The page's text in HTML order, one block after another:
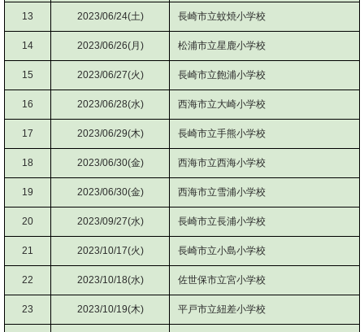
13 2023/06/24(土) 長崎市立蚊焼小学校
14 2023/06/26(月) 松浦市立星鹿小学校
15 2023/06/27(火) 長崎市立飽浦小学校
16 2023/06/28(水) 西海市立大崎小学校
17 2023/06/29(木) 長崎市立手熊小学校
18 2023/06/30(金) 西海市立西海小学校
19 2023/06/30(金) 西海市立雪浦小学校
20 2023/09/27(水) 長崎市立長浦小学校
21 2023/10/17(火) 長崎市立小島小学校
22 2023/10/18(水) 佐世保市立宮小学校
23 2023/10/19(木) 平戸市立紐差小学校